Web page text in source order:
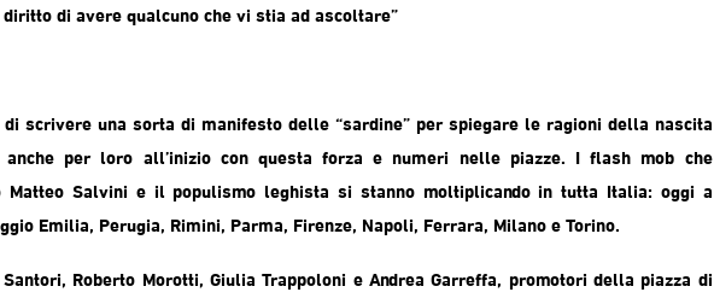
di avere qualcuno che vi stia ad ascoltare”
di scrivere una sorta di manifesto delle “sardine” per spiegare le ragioni della nascita
per loro all’inizio con questa forza e numeri nelle piazze. I flash mob che
Matteo Salvini e il populismo leghista si stanno moltiplicando in tutta Italia: oggi a
Emilia, Perugia, Rimini, Parma, Firenze, Napoli, Ferrara, Milano e Torino.
Roberto Morotti, Giulia Trappoloni e Andrea Garreffa, promotori della piazza di